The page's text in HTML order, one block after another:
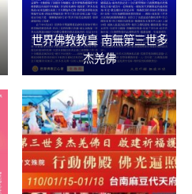
世界佛教教皇 南無第三世多
杰羌佛